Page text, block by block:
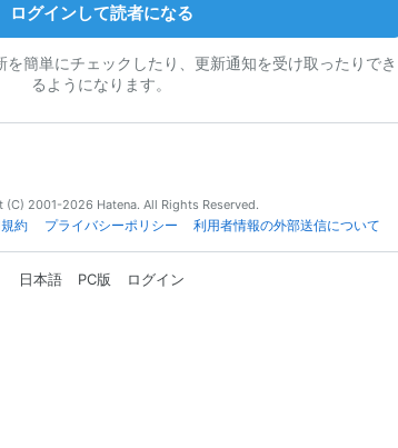
ログインして読者になる
簡単にチェックしたり、更新通知を受け取ったりでき
るようになります。
(C) 2001-2026 Hatena. All Rights Reserved.
約 プライバシーポリシー 利用者情報の外部送信について
日本語 PC版 ログイン